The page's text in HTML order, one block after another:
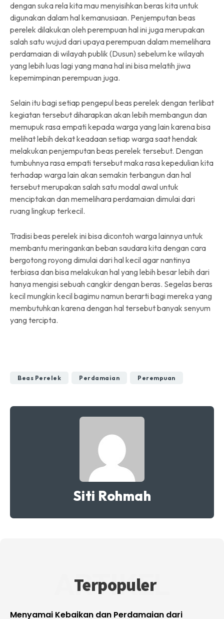
dengan suka rela kita mau menyisihkan beras kita untuk
digunakan dalam hal kemanusiaan. Penjemputan beas
perelek dilakukan oleh perempuan hal ini juga merupakan
salah satu wujud dari upaya perempuan dalam memelihara
perdamaian di wilayah publik (Dusun) sebelum ke wilayah
yang lebih luas lagi yang mana hal ini bisa melatih jiwa
kepemimpinan perempuan juga.
Selain itu bagi setiap pengepul beas perelek dengan terlibat
kegiatan tersebut diharapkan akan lebih membangun dan
memupuk rasa empati kepada warga yang lain karena bisa
melihat lebih dekat keadaan setiap warga saat hendak
melakukan penjemputan beas perelek tersebut. Dengan
tumbuhnya rasa empati tersebut maka rasa kepedulian kita
terhadap warga lain akan semakin terbangun dan hal
tersebut merupakan salah satu modal awal untuk
menciptakan dan memelihara perdamaian dimulai dari
ruang lingkup terkecil.
Tradisi beas perelek ini bisa dicontoh warga lainnya untuk
membantu meringankan beban saudara kita dengan cara
bergotong royong dimulai dari hal kecil agar nantinya
terbiasa dan bisa melakukan hal yang lebih besar lebih dari
hanya mengisi sebuah cangkir dengan beras. Segelas beras
kecil mungkin kecil bagimu namun berarti bagi mereka yang
membutuhkan karena dengan hal tersebut banyak senyum
yang tercipta.
Beas Perelek Perdamaian Perempuan
Siti Rohmah
Terpopuler
ARTIKEL
Menyamai Kebaikan dan Perdamaian dari